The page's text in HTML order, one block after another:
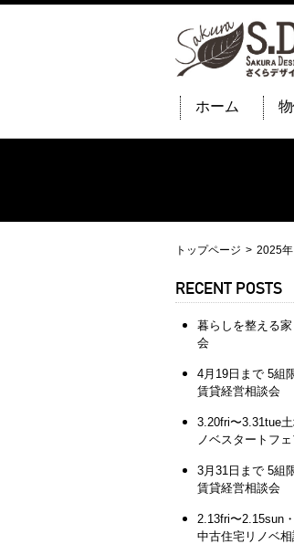
ホーム
トップページ 2025年
RECENT POSTS
暮らしを整える
会
4月19日まで 5組
賃貸経営相談会
3.20fri〜3.31tue
ノベスタートフェ
3月31日まで 5組
賃貸経営相談会
2.13fri〜2.15sun
中古住宅リノベ